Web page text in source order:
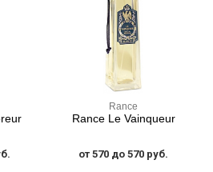
Rance
Rance Le Vainqueur
от 570 до 570 руб.